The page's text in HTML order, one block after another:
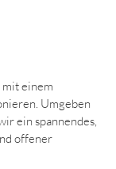
einem
Umgeben
ein spannendes,
offener